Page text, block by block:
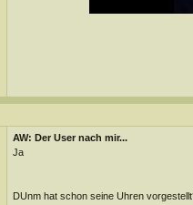
AW: Der User nach mir...
Ja
DUnm hat schon seine Uhren